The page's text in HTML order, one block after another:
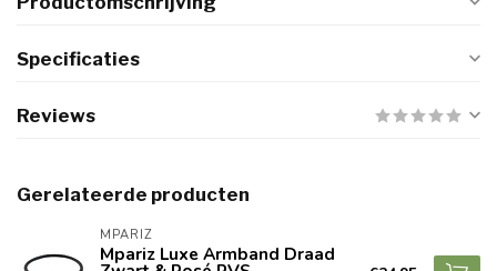
Specificaties
Reviews
Gerelateerde producten
MPARIZ
Mpariz Luxe Armband Draad